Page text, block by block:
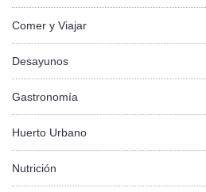
Comer y Viajar
Desayunos
Gastronomía
Huerto Urbano
Nutrición